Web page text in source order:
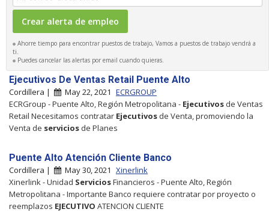
Ahorre tiempo para encontrar puestos de trabajo, Vamos a puestos de trabajo vendrá a
ti.
Puedes cancelar las alertas por email cuando quieras.
Ejecutivos De Ventas Retail Puente Alto
Cordillera | May 22, 2021 ECRGROUP
ECRGroup - Puente Alto, Región Metropolitana - Ejecutivos de Ventas
Retail Necesitamos contratar Ejecutivos de Venta, promoviendo la
Venta de servicios de Planes
Puente Alto Atención Cliente Banco
Cordillera | May 30, 2021 Xinerlink
Xinerlink - Unidad ServiciosFinancieros - Puente Alto, Región
Metropolitana - Importante Banco requiere contratar por proyecto o
reemplazos EJECUTIVO ATENCION CLIENTE